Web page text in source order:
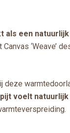
als een
‘Weave’
deze
voelt natuurlijk